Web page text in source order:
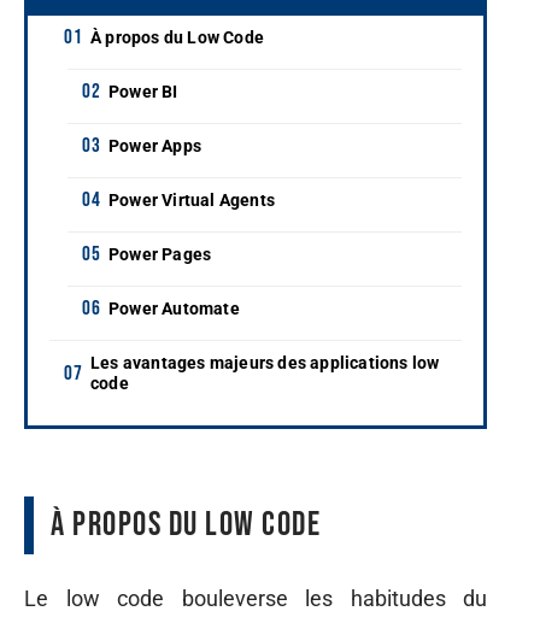
À propos du Low Code
Power BI
Power Apps
Power Virtual Agents
Power Pages
Power Automate
Les avantages majeurs des applications low
code
À propos du Low Code
Le low code bouleverse les habitudes du